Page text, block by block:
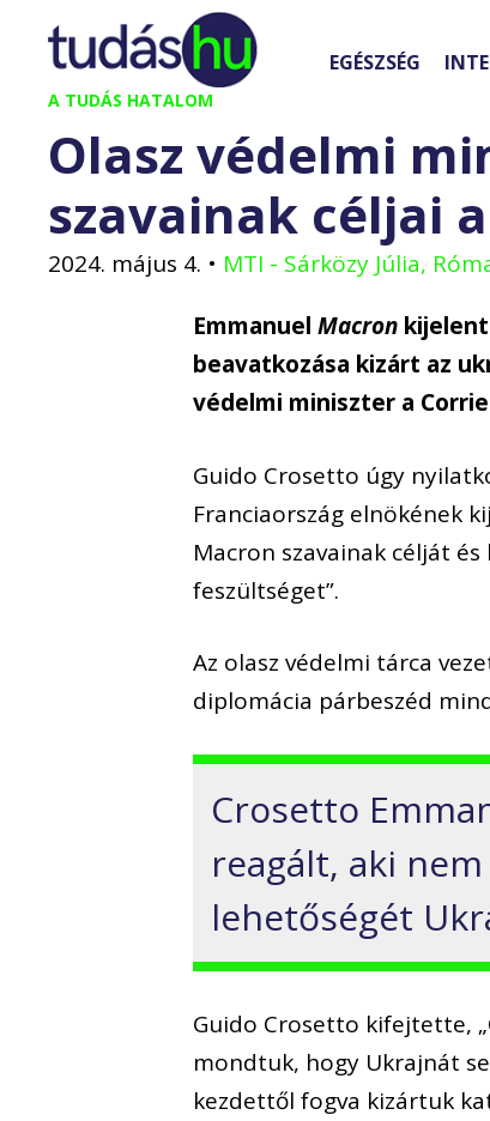
Kilépés
tartalomba
A TUDÁS HATALOM
EGÉSZSÉG
Olasz védelmi
szavainak céljai
2024. május 4. • MTI - Sárközy Júlia,
EmmanuelMacron
beavatkozása kizárt az
védelmi miniszter a
Guido Crosetto úgy
Franciaország elnökének
Macron szavainak célját
feszültséget”.
Az olasz védelmi tárca
diplomácia párbeszéd
Crosetto
reagált, aki
lehetőségét
Guido Crosetto kifejtette,
mondtuk, hogy Ukrajnát
kezdettől fogva kizártuk